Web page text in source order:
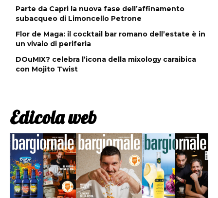
Parte da Capri la nuova fase dell’affinamento
subacqueo di Limoncello Petrone
Flor de Maga: il cocktail bar romano dell’estate è in
un vivaio di periferia
DOuMIX? celebra l’icona della mixology caraibica
con Mojito Twist
Edicola web